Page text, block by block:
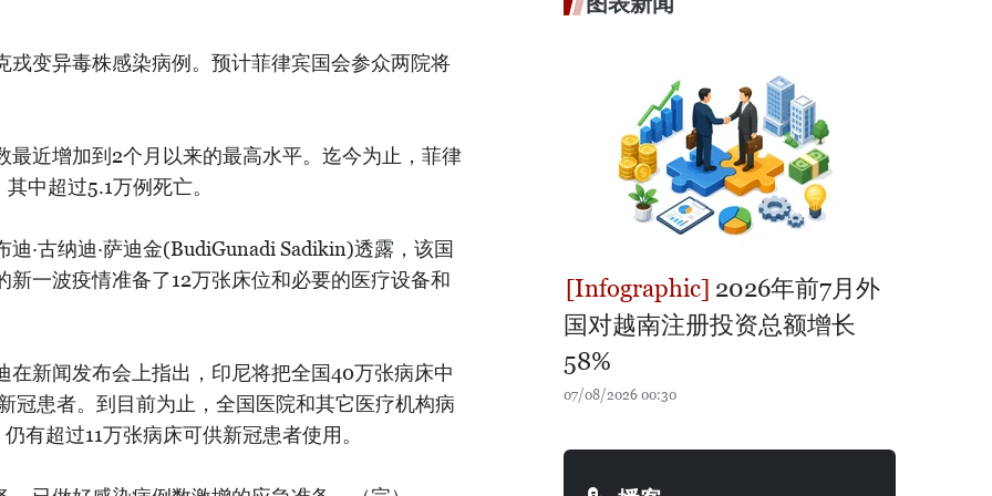
戎变异毒株感染病例。预计菲律宾国会参众两院将
最近增加到2个月以来的最高水平。迄今为止，菲律
中超过5.1万例死亡。
·古纳迪·萨迪金(BudiGunadi Sadikin)透露，该国
新一波疫情准备了12万张床位和必要的医疗设备和
在新闻发布会上指出，印尼将把全国40万张病床中
冠患者。到目前为止，全国医院和其它医疗机构病
有超过11万张病床可供新冠患者使用。
2026年前7月外
国对越南注册投资总额增长
58%
07/08/2026 00:30